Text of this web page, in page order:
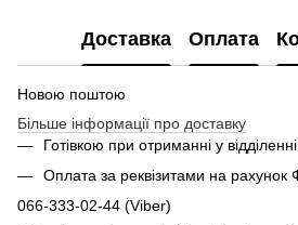
Доставка Оплата
Новою поштою
Більше інформації про доставку
Готівкою при отриманні у
Оплата за реквізитами на
066-333-02-44 (Viber)